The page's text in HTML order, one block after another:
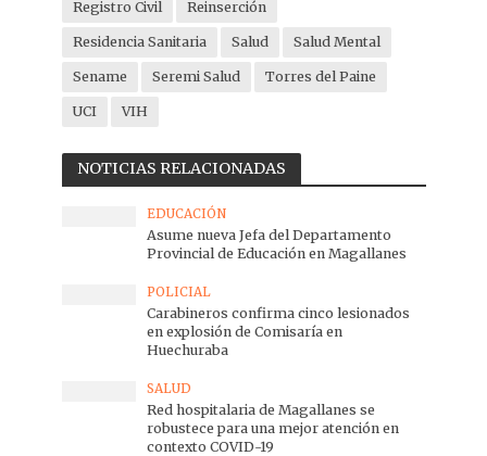
Registro Civil Reinserción
Residencia Sanitaria Salud Salud Mental
Sename Seremi Salud Torres del Paine
UCI VIH
NOTICIAS RELACIONADAS
EDUCACIÓN
Asume nueva Jefa del Departamento
Provincial de Educación en Magallanes
POLICIAL
Carabineros confirma cinco lesionados
en explosión de Comisaría en
Huechuraba
SALUD
Red hospitalaria de Magallanes se
robustece para una mejor atención en
contexto COVID-19